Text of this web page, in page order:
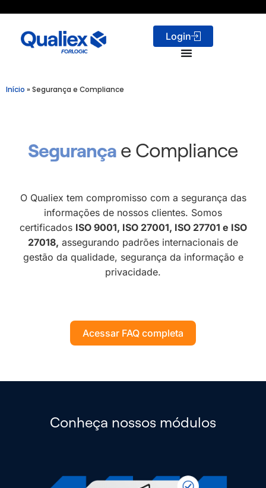
Login
Início » Segurança e Compliance
Segurançae Compliance
O Qualiex tem compromisso com a segurança das
informações de nossos clientes. Somos
certificados ISO 9001, ISO 27001, ISO 27701 e ISO
27018, assegurando padrões internacionais de
gestão da qualidade, segurança da informação e
privacidade.
Acessar FAQ completa
Conheça nossos módulos